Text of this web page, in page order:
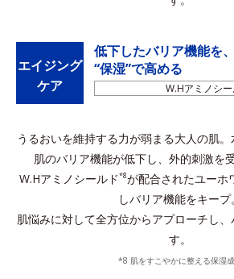
エイジング
ケア
低下したバリア機能を、
“保湿”で高める
W.Hアミノシ
うるおいを維持する力が弱まる大人の肌。
肌のバリア機能が低下し、外的刺激を
W.Hアミノシールド*8が配合されたユーホ
しバリア機能をキープ。
肌悩みに対して全方位からアプローチし
す。
*8 肌をすこやかに整える保湿